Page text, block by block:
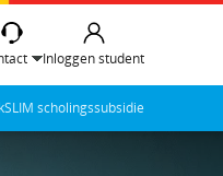
Inloggen student
SLIM scholingssubsidie